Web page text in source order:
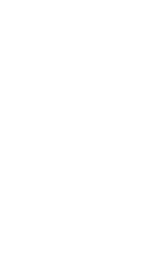
おすすめです！
°˖✧